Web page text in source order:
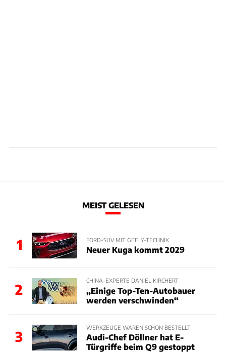
MEIST GELESEN
1 FORD-SUV MIT GEELY-TECHNIK
Neuer Kuga kommt 2029
2
CHINA-EXPERTE DANIEL KIRCHERT
„Einige Top-Ten-Autobauer
werden verschwinden“
3
WERKZEUGE WAREN SCHON BESTELLT
Audi-Chef Döllner hat E-
Türgriffe beim Q9 gestoppt